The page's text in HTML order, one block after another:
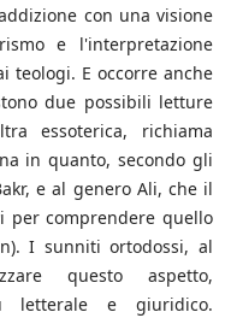
con una visione
e l'interpretazione
teologi. E occorre anche
due possibili letture
essoterica, richiama
in quanto, secondo gli
e al genero Ali, che il
per comprendere quello
I sunniti ortodossi, al
questo aspetto,
letterale e giuridico.